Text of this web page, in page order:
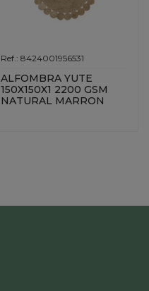
Ref.: 8424001956531
ALFOMBRA YUTE
150X150X1 2200 GSM
NATURAL MARRON